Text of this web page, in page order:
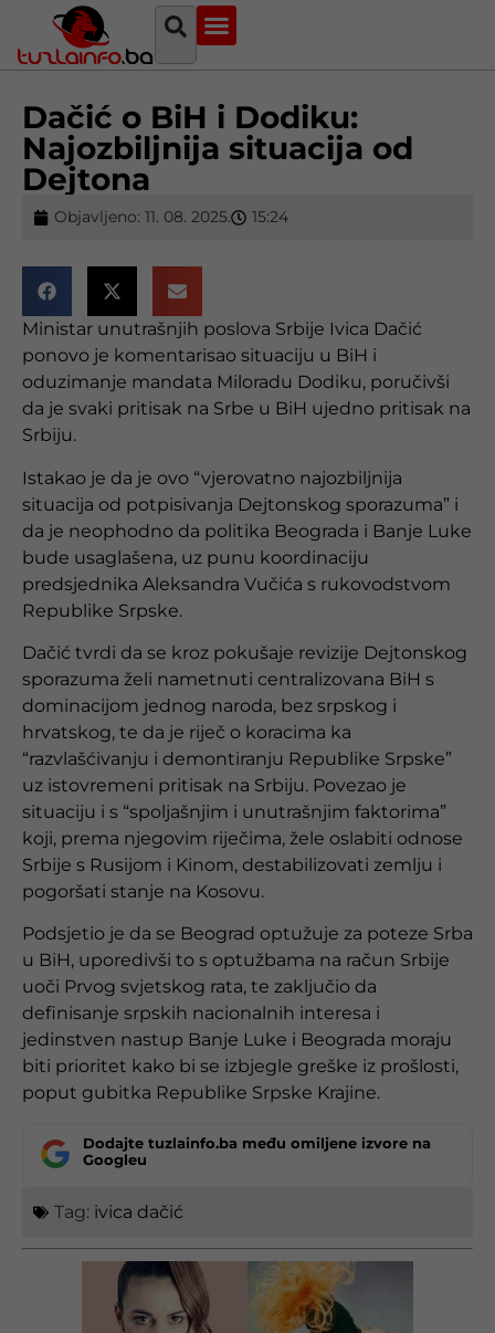
Dačić o BiH i Dodiku:
Najozbiljnija situacija od
Dejtona
Objavljeno: 11. 08. 2025. 15:24
Ministar unutrašnjih poslova Srbije Ivica Dačić
ponovo je komentarisao situaciju u BiH i
oduzimanje mandata Miloradu Dodiku, poručivši
da je svaki pritisak na Srbe u BiH ujedno pritisak na
Srbiju.
Istakao je da je ovo “vjerovatno najozbiljnija
situacija od potpisivanja Dejtonskog sporazuma” i
da je neophodno da politika Beograda i Banje Luke
bude usaglašena, uz punu koordinaciju
predsjednika Aleksandra Vučića s rukovodstvom
Republike Srpske.
Dačić tvrdi da se kroz pokušaje revizije Dejtonskog
sporazuma želi nametnuti centralizovana BiH s
dominacijom jednog naroda, bez srpskog i
hrvatskog, te da je riječ o koracima ka
“razvlašćivanju i demontiranju Republike Srpske”
uz istovremeni pritisak na Srbiju. Povezao je
situaciju i s “spoljašnjim i unutrašnjim faktorima”
koji, prema njegovim riječima, žele oslabiti odnose
Srbije s Rusijom i Kinom, destabilizovati zemlju i
pogoršati stanje na Kosovu.
Podsjetio je da se Beograd optužuje za poteze Srba
u BiH, uporedivši to s optužbama na račun Srbije
uoči Prvog svjetskog rata, te zaključio da
definisanje srpskih nacionalnih interesa i
jedinstven nastup Banje Luke i Beograda moraju
biti prioritet kako bi se izbjegle greške iz prošlosti,
poput gubitka Republike Srpske Krajine.
Dodajte tuzlainfo.ba među omiljene izvore na
Googleu
Tag: ivica dačić